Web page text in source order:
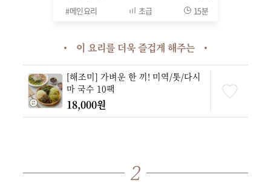
#메인요리 초급 15분
이 요리를 더욱 즐겁게 해주는
[해조미] 가벼운 한 끼! 미역/톳/다시
마 국수 10팩
18,000원